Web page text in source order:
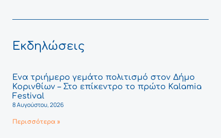
Εκδηλώσεις
Ένα τριήμερο γεμάτο πολιτισμό στον Δήμο
Κορινθίων – Στο επίκεντρο το πρώτο Kalamia
Festival
8 Αυγούστου, 2026
Περισσότερα »